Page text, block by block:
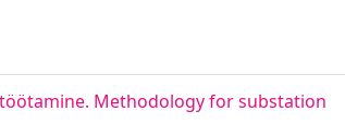
Methodology for substation